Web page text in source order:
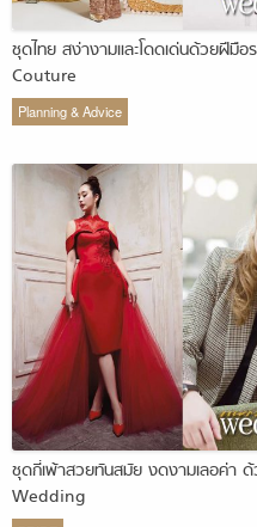
ชุดไทย สง่างามและโดดเด่นด้วยฝีมื
Couture
Planning & Advice
ชุดกี่เพ้าสวยทันสมัย งดงามเลอค่า
Wedding